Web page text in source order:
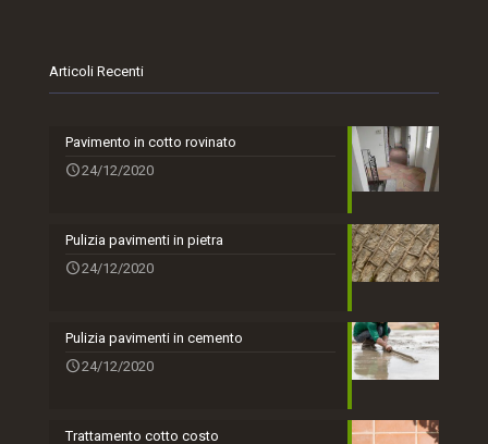
Articoli Recenti
Pavimento in cotto rovinato
24/12/2020
Pulizia pavimenti in pietra
24/12/2020
Pulizia pavimenti in cemento
24/12/2020
Trattamento cotto costo